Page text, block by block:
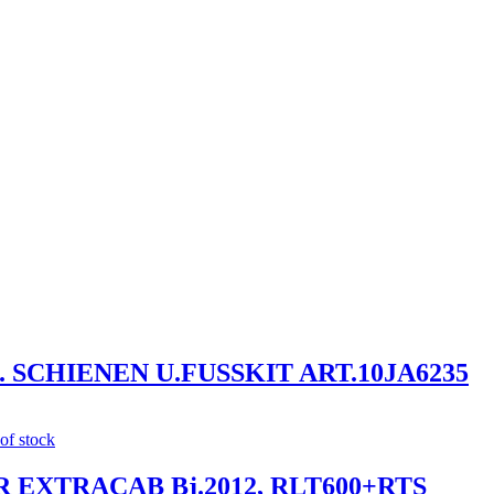
U.FUSSKIT ART.10JA6235
stock
Bj.2012, RLT600+RTS